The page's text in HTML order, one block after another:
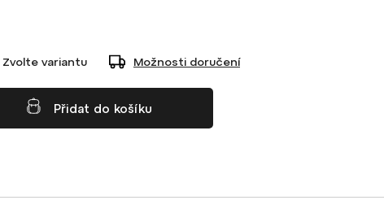
Zvolte variantu Možnosti doručení
Přidat do košíku